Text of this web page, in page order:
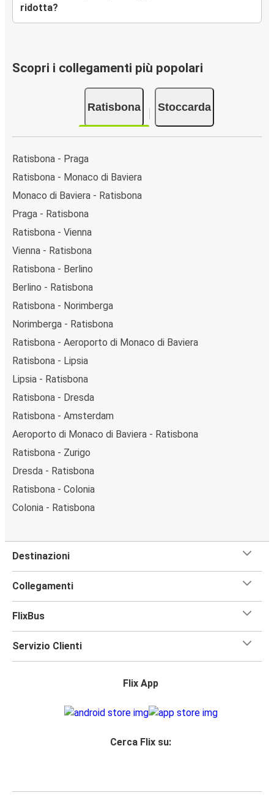
ridotta?
Scopri i collegamenti più popolari
Ratisbona Stoccarda
Ratisbona - Praga
Ratisbona - Monaco di Baviera
Monaco di Baviera - Ratisbona
Praga - Ratisbona
Ratisbona - Vienna
Vienna - Ratisbona
Ratisbona - Berlino
Berlino - Ratisbona
Ratisbona - Norimberga
Norimberga - Ratisbona
Ratisbona - Aeroporto di Monaco di Baviera
Ratisbona - Lipsia
Lipsia - Ratisbona
Ratisbona - Dresda
Ratisbona - Amsterdam
Aeroporto di Monaco di Baviera - Ratisbona
Ratisbona - Zurigo
Dresda - Ratisbona
Ratisbona - Colonia
Colonia - Ratisbona
Destinazioni
Collegamenti
FlixBus
Servizio Clienti
Flix App
Cerca Flix su: